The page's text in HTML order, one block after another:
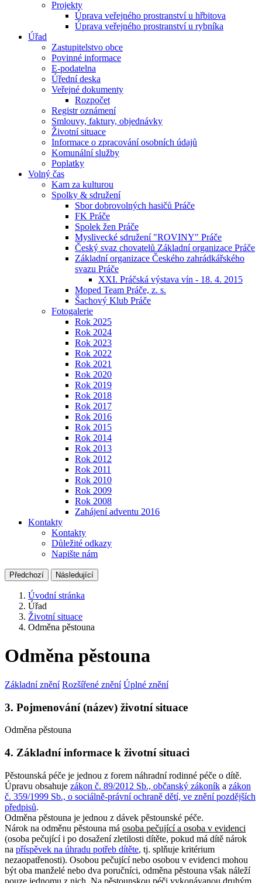
Projekty
Úprava veřejného prostranství u hřbitova
Úprava veřejného prostranství u rybníka
Úřad
Zastupitelstvo obce
Povinné informace
E-podatelna
Úřední deska
Veřejné dokumenty
Rozpočet
Registr oznámení
Smlouvy, faktury, objednávky
Životní situace
Informace o zpracování osobních údajů
Komunální služby
Poplatky
Volný čas
Kam za kulturou
Spolky & sdružení
Sbor dobrovolných hasičů Práče
FK Práče
Spolek žen Práče
Myslivecké sdružení "ROVINY" Práče
Český svaz chovatelů Základní organizace Práče
Základní organizace Českého zahrádkářského
svazu Práče
XXI. Práčská výstava vín - 18. 4. 2015
Moped Team Práče, z. s.
Šachový Klub Práče
Fotogalerie
Rok 2025
Rok 2024
Rok 2023
Rok 2022
Rok 2021
Rok 2020
Rok 2019
Rok 2018
Rok 2017
Rok 2016
Rok 2015
Rok 2014
Rok 2013
Rok 2012
Rok 2011
Rok 2010
Rok 2009
Rok 2008
Zahájení adventu 2016
Kontakty
Kontakty
Důležité odkazy
Napište nám
Předchozí Následující
Úvodní stránka
Úřad
Životní situace
Odměna pěstouna
Odměna pěstouna
Základní znění Rozšířené znění Úplné znění
3. Pojmenování (název) životní situace
Odměna pěstouna
4. Základní informace k životní situaci
Pěstounská péče je jednou z forem náhradní rodinné péče o dítě.
Úpravu obsahuje zákon č. 89/2012 Sb., občanský zákoník a zákon
č. 359/1999 Sb., o sociálně-právní ochraně dětí, ve znění pozdějších
předpisů.
Odměna pěstouna je jednou z dávek pěstounské péče.
Nárok na odměnu pěstouna má osoba pečující a osoba v evidenci
(osoba pečující i po dosažení zletilosti dítěte, pokud má dítě nárok
na příspěvek na úhradu potřeb dítěte, tj. splňuje kritérium
nezaopatřenosti). Osobou pečující nebo osobou v evidenci mohou
být oba manželé nebo dva poručníci, odměna pěstouna však náleží
pouze jednomu z nich. Na pěstounskou péči vykonávanou druhým